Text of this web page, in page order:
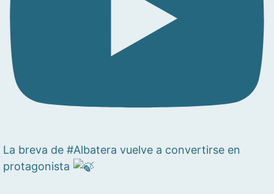
La breva de #Albatera vuelve a convertirse en
protagonista